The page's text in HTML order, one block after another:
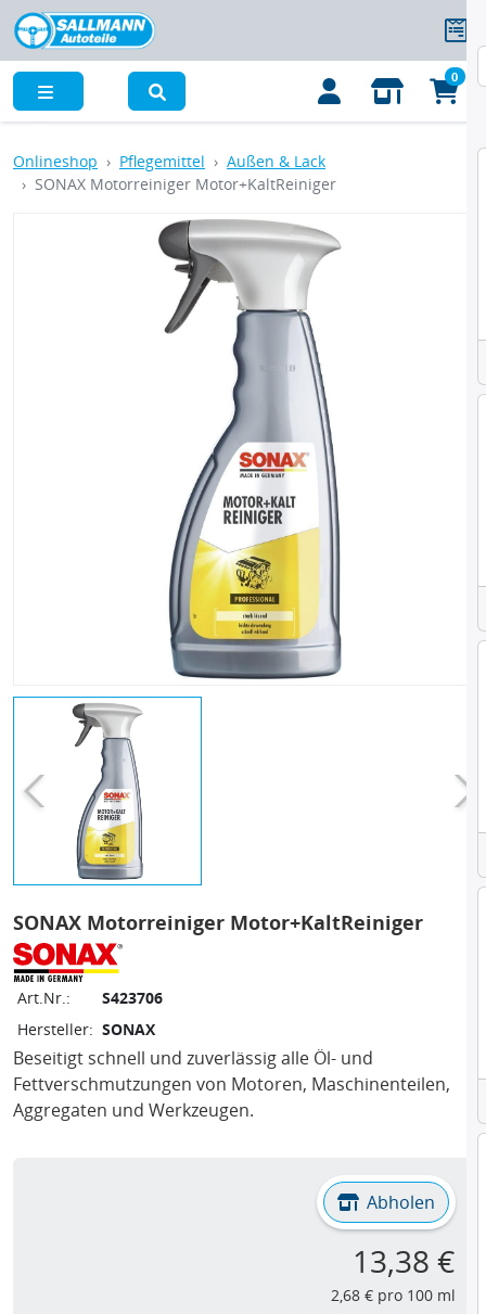
0
Onlineshop Pflegemittel
Außen & Lack
SONAX Motorreiniger Motor+KaltReiniger
SONAX Motorreiniger Motor+KaltReiniger
Art.Nr.:
S423706
Hersteller: SONAX
Beseitigt schnell und zuverlässig alle Öl- und
Fettverschmutzungen von Motoren, Maschinenteilen,
Aggregaten und Werkzeugen.
Abholen
13,38 €
2,68 € pro 100 ml